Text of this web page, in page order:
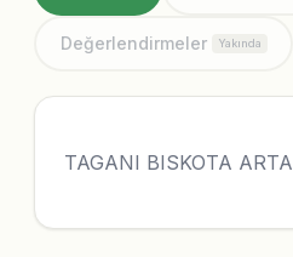
Değerlendirmeler Yakında
TAGANI BISKOTA ARTA